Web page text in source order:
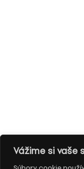
Vážime si vaše